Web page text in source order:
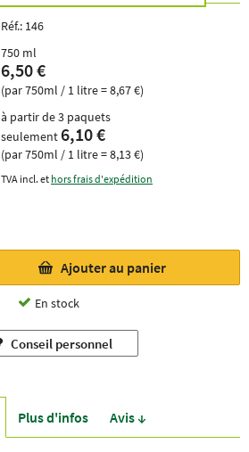
Réf.: 146
750 ml
6,50 €
(par 750ml / 1 litre = 8,67 €)
à partir de 3 paquets
seulement 6,10 €
(par 750ml / 1 litre = 8,13 €)
TVA incl. et hors frais d'expédition
Ajouter au panier
En stock
Conseil personnel
Plus d'infos Avis ↓